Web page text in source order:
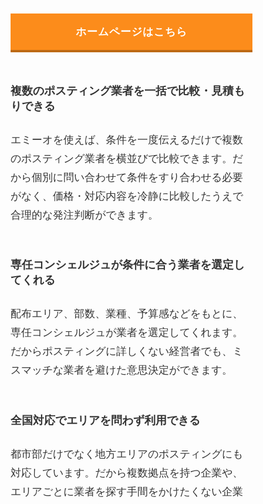
ホームページはこちら
複数のポスティング業者を一括で比較・見積も
りできる
エミーオを使えば、条件を一度伝えるだけで複数
のポスティング業者を横並びで比較できます。だ
から個別に問い合わせて条件をすり合わせる必要
がなく、価格・対応内容を冷静に比較したうえで
合理的な発注判断ができます。
専任コンシェルジュが条件に合う業者を選定し
てくれる
配布エリア、部数、業種、予算感などをもとに、
専任コンシェルジュが業者を選定してくれます。
だからポスティングに詳しくない経営者でも、ミ
スマッチな業者を避けた意思決定ができます。
全国対応でエリアを問わず利用できる
都市部だけでなく地方エリアのポスティングにも
対応しています。だから複数拠点を持つ企業や、
エリアごとに業者を探す手間をかけたくない企業